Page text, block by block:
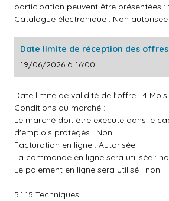
participation peuvent être présentées :
Catalogue électronique : Non autorisée
Date limite de réception des offres
19/06/2026 à 16:00
Date limite de validité de l'offre : 4 Mois
Conditions du marché :
Le marché doit être exécuté dans le
d'emplois protégés : Non
Facturation en ligne : Autorisée
La commande en ligne sera utilisée :
Le paiement en ligne sera utilisé : non
5.1.15 Techniques